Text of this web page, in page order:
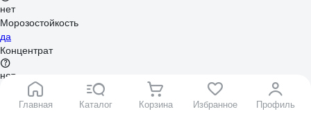
Главная Каталог Корзина Избранное Профиль
нет
Морозостойкость
да
Концентрат
нет